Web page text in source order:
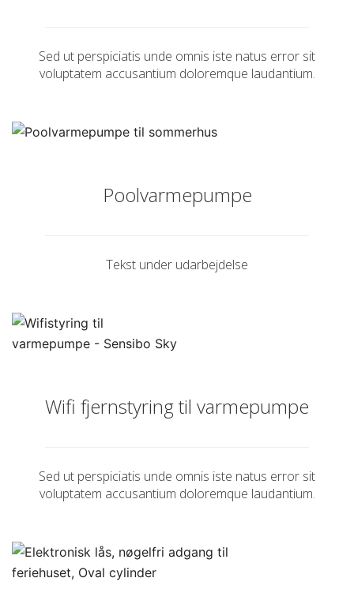
Sed ut perspiciatis unde omnis iste natus error sit
voluptatem accusantium doloremque laudantium.
Poolvarmepumpe
Tekst under udarbejdelse
Wifi fjernstyring til varmepumpe
Sed ut perspiciatis unde omnis iste natus error sit
voluptatem accusantium doloremque laudantium.